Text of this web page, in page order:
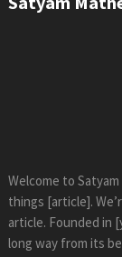
Welcome to
things [article].
article. Founded in
long way from its